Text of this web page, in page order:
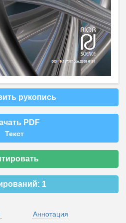
рукопись
PDF
Текст
1
Аннотация